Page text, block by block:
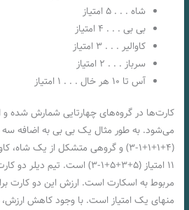
شاه . . . ۵ امتیاز
بی بی . . . ۴ امتیاز
کاوالیر . . . ۳ امتیاز
سرباز . . . ۲ امتیاز
آس تا ۱۰ هر خال . . . ۱ امتیاز
کارت‌ها در گروه‌های چهارتایی شمارش شده‌ و
۱۱ امتیاز (۵+۳+۵+۱-۳) است.
مربوط به اسکارت است. ارزش این دو کارت
منهای یک امتیاز است. با وجود کاهش